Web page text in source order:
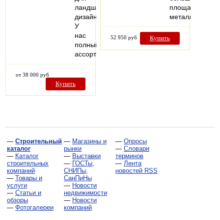
ландшафтного
дизайна.
У
нас
полный
ассортимент…
от 38 000 руб
Купить
площади,
52 950 руб Купить
— Строительный
каталог
— Каталог
строительных
компаний
— Товары и
услуги
— Статьи и
обзоры
— Фотогалереи
— Магазины и
рынки
— Выставки
— ГОСТы,
СНИПы,
СанПиНы
— Новости
недвижимости
— Новости
компаний
— Опросы
— Словари
терминов
— Лента
новостей RSS